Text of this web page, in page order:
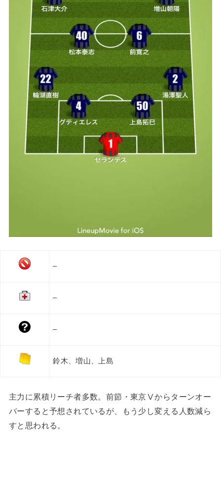
–
–
–
鈴木、増山、上島
主力に累積リーチ者多数。前節・東京Ⅴからターンオー
バーすると予想されているが、もう少し変える人数減ら
すと思われる。